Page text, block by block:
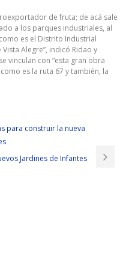
de fruta; de acá sale
a los parques industriales, al
es el Distrito Industrial
Alegre”, indicó Ridao y
vinculan con “esta gran obra
es la ruta 67 y también, la
para construir la nueva
Jardines de Infantes